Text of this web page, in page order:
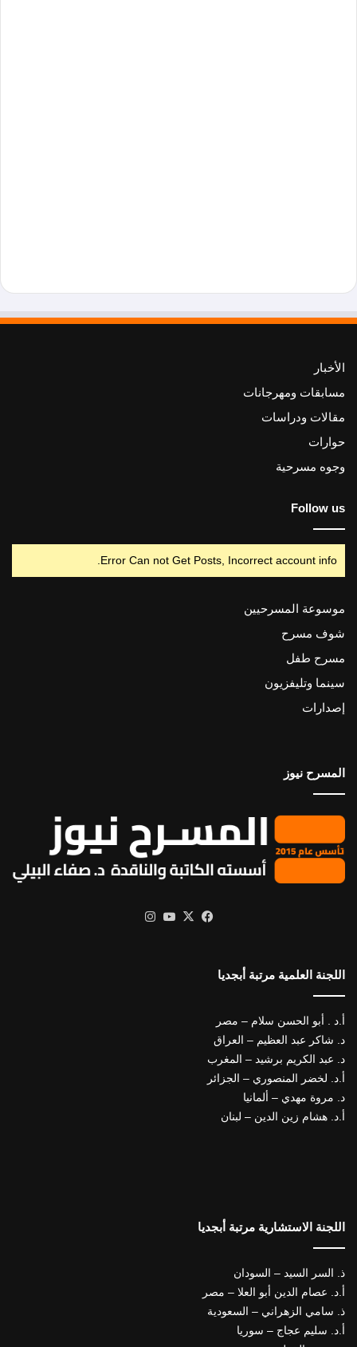
الأخبار
مسابقات ومهرجانات
مقالات ودراسات
حوارات
وجوه مسرحية
Follow us
Error Can not Get Posts, Incorrect account info.
موسوعة المسرحيين
شوف مسرح
مسرح طفل
سينما وتليفزيون
إصدارات
المسرح نيوز
فيسبوك
X يوتيوب
اللجنة العلمية مرتبة أبجديا
أ.د . أبو الحسن سلام – مصر
د. شاكر عبد العظيم – العراق
د. عبد الكريم برشيد – المغرب
أ.د. لخضر المنصوري – الجزائر
د. مروة مهدي – ألمانيا
أ.د. هشام زين الدين – لبنان
اللجنة الاستشارية مرتبة أبجديا
ذ. السر السيد – السودان
أ.د. عصام الدين أبو العلا – مصر
ذ. سامي الزهراني – السعودية
أ.د. سليم عجاج – سوريا